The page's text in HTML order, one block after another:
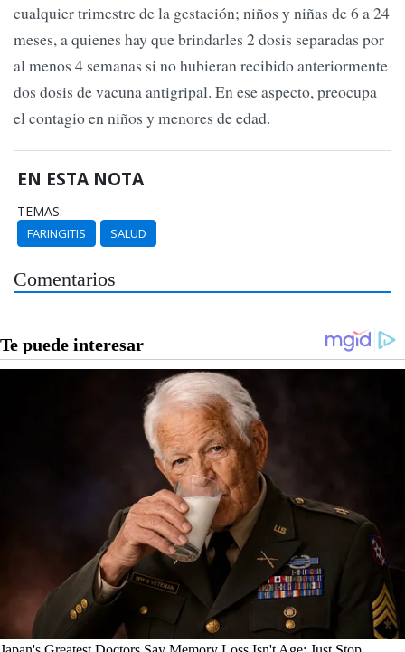
cualquier trimestre de la gestación; niños y niñas de 6 a 24
meses, a quienes hay que brindarles 2 dosis separadas por
al menos 4 semanas si no hubieran recibido anteriormente
dos dosis de vacuna antigripal. En ese aspecto, preocupa
el contagio en niños y menores de edad.
EN ESTA NOTA
TEMAS:
FARINGITIS SALUD
Comentarios